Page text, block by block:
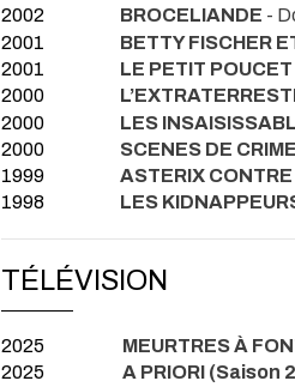
2002
BROCELIANDE -
2001
BETTY FISCHER
2001
LE PETIT POUCET
2000
2000
LES
2000
SCENES DE
1999
ASTERIX
1998
LES
TÉLÉVISION
2025 MEURTRES À
2025
A PRIORI (Saison